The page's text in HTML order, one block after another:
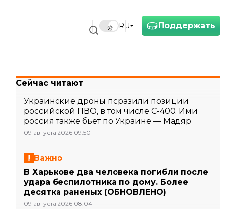
Поддержать
RU
Сейчас читают
Украинские дроны поразили позиции
российской ПВО, в том числе С-400. Ими
россия также бьет по Украине — Мадяр
09 августа 2026 09:50
Важно
В Харькове два человека погибли после
удара беспилотника по дому. Более
десятка раненых (ОБНОВЛЕНО)
09 августа 2026 08:04